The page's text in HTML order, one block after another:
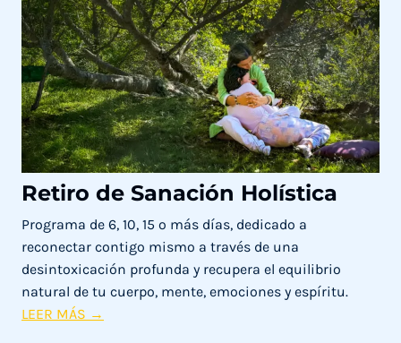
ACEPTARTE,
HOY
SÉ
QUE
ME
ESTÁS
PIDIENDO
AYUDA...
Retiro de Sanación Holística
Programa de 6, 10, 15 o más días, dedicado a
reconectar contigo mismo a través de una
desintoxicación profunda y recupera el equilibrio
natural de tu cuerpo, mente, emociones y espíritu.
LEER MÁS →